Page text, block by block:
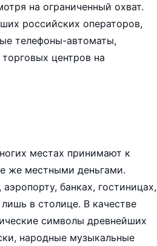
на ограниченный охват.
российских операторов,
телефоны-автоматы,
центров на
местах принимают к
же местными деньгами.
банках, гостиницах,
в столице. В качестве
символы древнейших